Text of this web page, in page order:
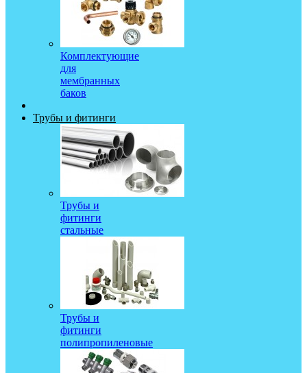
Комплектующие
для
мембранных
баков
Трубы и фитинги
Трубы и
фитинги
стальные
Трубы и
фитинги
полипропиленовые